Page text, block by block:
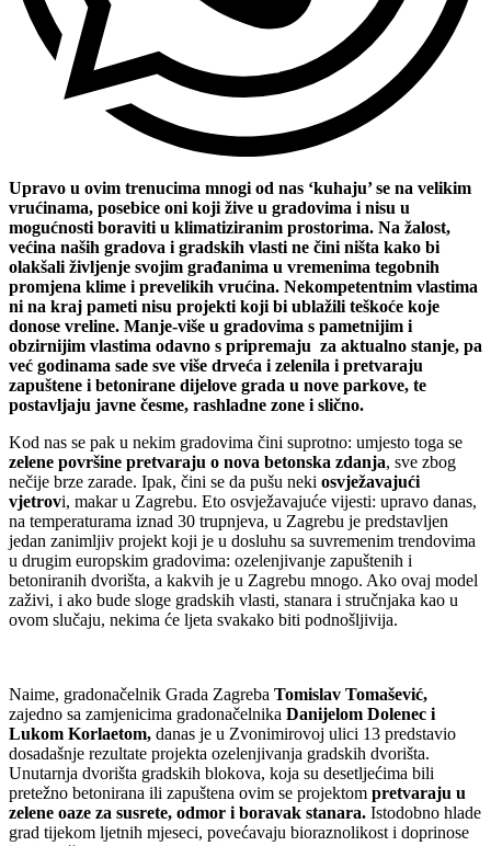
Upravo u ovim trenucima mnogi od nas ‘kuhaju’ se na velikim
vrućinama, posebice oni koji žive u gradovima i nisu u
mogućnosti boraviti u klimatiziranim prostorima. Na žalost,
većina naših gradova i gradskih vlasti ne čini ništa kako bi
olakšali življenje svojim građanima u vremenima tegobnih
promjena klime i prevelikih vrućina. Nekompetentnim vlastima
ni na kraj pameti nisu projekti koji bi ublažili teškoće koje
donose vreline. Manje-više u gradovima s pametnijim i
obzirnijim vlastima odavno s pripremaju za aktualno stanje, pa
već godinama sade sve više drveća i zelenila i pretvaraju
zapuštene i betonirane dijelove grada u nove parkove, te
postavljaju javne česme, rashladne zone i slično.
Kod nas se pak u nekim gradovima čini suprotno: umjesto toga se
zelene površine pretvaraju o nova betonska zdanja, sve zbog
nečije brze zarade. Ipak, čini se da pušu neki osvježavajući
vjetrovi, makar u Zagrebu. Eto osvježavajuće vijesti: upravo danas,
na temperaturama iznad 30 trupnjeva, u Zagrebu je predstavljen
jedan zanimljiv projekt koji je u dosluhu sa suvremenim trendovima
u drugim europskim gradovima: ozelenjivanje zapuštenih i
betoniranih dvorišta, a kakvih je u Zagrebu mnogo. Ako ovaj model
zaživi, i ako bude sloge gradskih vlasti, stanara i stručnjaka kao u
ovom slučaju, nekima će ljeta svakako biti podnošljivija.
Naime, gradonačelnik Grada Zagreba Tomislav Tomašević,
zajedno sa zamjenicima gradonačelnika Danijelom Dolenec i
Lukom Korlaetom, danas je u Zvonimirovoj ulici 13 predstavio
dosadašnje rezultate projekta ozelenjivanja gradskih dvorišta.
Unutarnja dvorišta gradskih blokova, koja su desetljećima bili
pretežno betonirana ili zapuštena ovim se projektom pretvaraju u
zelene oaze za susrete, odmor i boravak stanara. Istodobno hlade
grad tijekom ljetnih mjeseci, povećavaju bioraznolikost i doprinose